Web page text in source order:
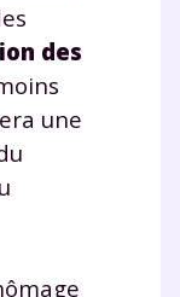
des
une